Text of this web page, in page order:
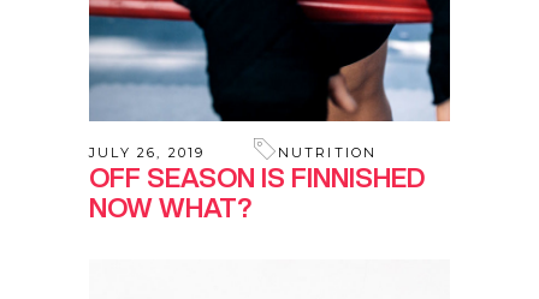
JULY 26, 2019 NUTRITION
OFF SEASON IS FINNISHED
NOW WHAT?